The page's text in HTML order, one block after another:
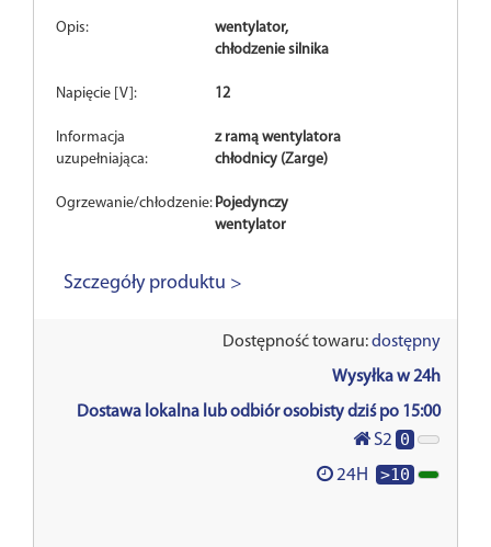
Opis:
wentylator,
chłodzenie silnika
Napięcie [V]: 12
Informacja
uzupełniająca:
z ramą wentylatora
chłodnicy (Zarge)
Ogrzewanie/chłodzenie: Pojedynczy
wentylator
Szczegóły produktu >
Dostępność towaru:dostępny
Wysyłka w 24h
Dostawa lokalna lub odbiór osobisty dziś po 15:00
S2 0
24H >10